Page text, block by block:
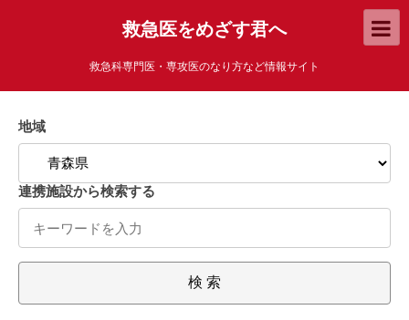
救急医をめざす君へ
救急科専門医・専攻医のなり方など情報サイト
地域
連携施設から検索する
検 索